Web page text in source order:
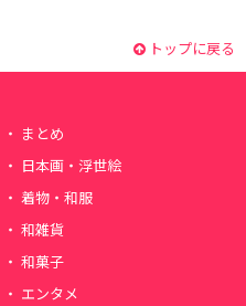
トップに戻る
まとめ
日本画・浮世絵
着物・和服
和雑貨
和菓子
エンタメ